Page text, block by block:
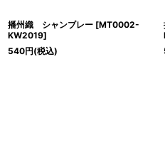
播州織 シャンブレー [MT0002-
KW2019]
540円(税込)